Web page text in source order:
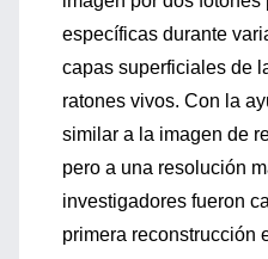
específicas durante
capas superficiales de
ratones vivos. Con la
similar a la imagen de
pero a una resolución
investigadores fueron
primera reconstrucción